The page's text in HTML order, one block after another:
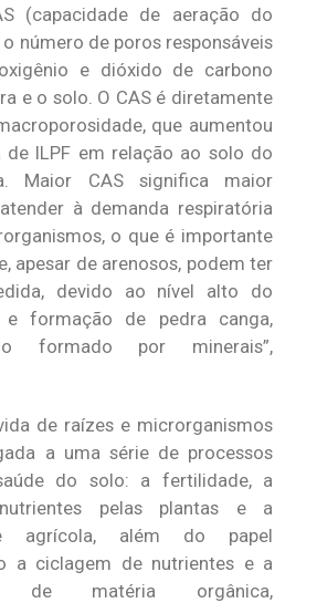
(capacidade de aeração do
número de poros responsáveis
e dióxido de carbono
e o solo. O CAS é diretamente
que aumentou
de ILPF em relação ao solo do
Maior CAS significa maior
à demanda respiratória
o que é importante
apesar de arenosos, podem ter
devido ao nível alto do
formação de pedra canga,
formado por minerais”,
de raízes e microrganismos
a uma série de processos
do solo: a fertilidade, a
pelas plantas e a
agrícola, além do papel
a ciclagem de nutrientes e a
de matéria orgânica,